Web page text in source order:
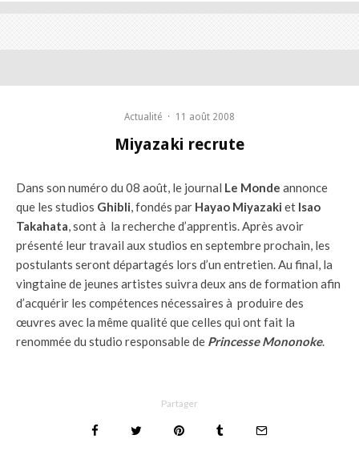
Actualité · 11 août 2008
Miyazaki recrute
Dans son numéro du 08 août, le journal Le Monde annonce
que les studios Ghibli, fondés par Hayao Miyazaki et Isao
Takahata, sont à la recherche d’apprentis. Après avoir
présenté leur travail aux studios en septembre prochain, les
postulants seront départagés lors d’un entretien. Au final, la
vingtaine de jeunes artistes suivra deux ans de formation afin
d’acquérir les compétences nécessaires à produire des
œuvres avec la même qualité que celles qui ont fait la
renommée du studio responsable de Princesse Mononoke.
Partager